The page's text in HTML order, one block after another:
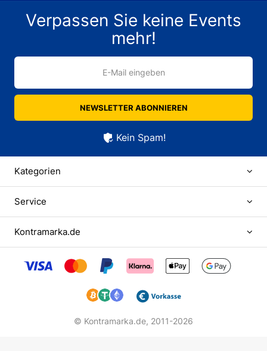
Verpassen Sie keine Events
mehr!
E-Mail eingeben
NEWSLETTER ABONNIEREN
Kein Spam!
Kategorien
Service
Kontramarka.de
© Kontramarka.de, 2011-2026